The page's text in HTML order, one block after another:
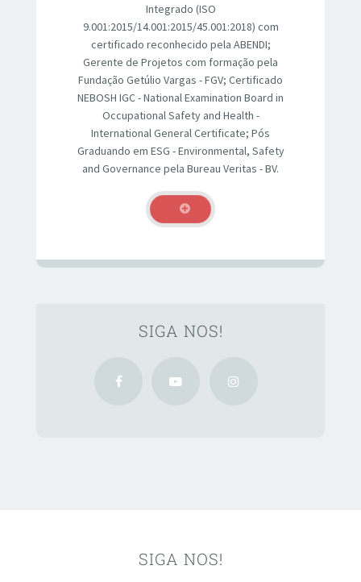
Integrado (ISO
9.001:2015/14.001:2015/45.001:2018) com
certificado reconhecido pela ABENDI;
Gerente de Projetos com formação pela
Fundação Getúlio Vargas - FGV; Certificado
NEBOSH IGC - National Examination Board in
Occupational Safety and Health -
International General Certificate; Pós
Graduando em ESG - Environmental, Safety
and Governance pela Bureau Veritas - BV.
SIGA NOS!
SIGA NOS!